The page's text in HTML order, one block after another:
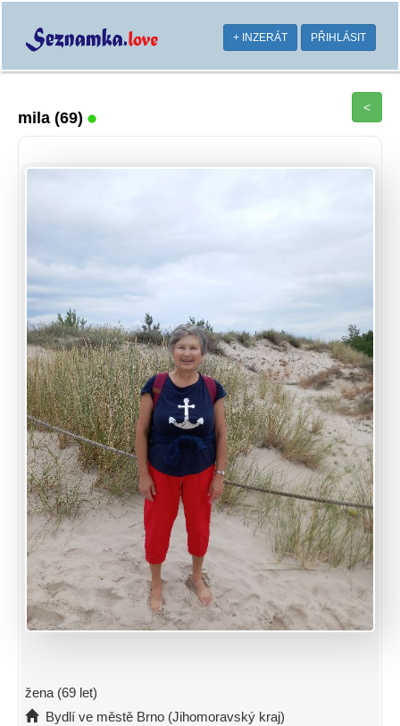
+ INZERÁT PŘIHLÁSIT
mila (69)
<
žena (69 let)
Bydlí ve městě Brno (Jihomoravský kraj)